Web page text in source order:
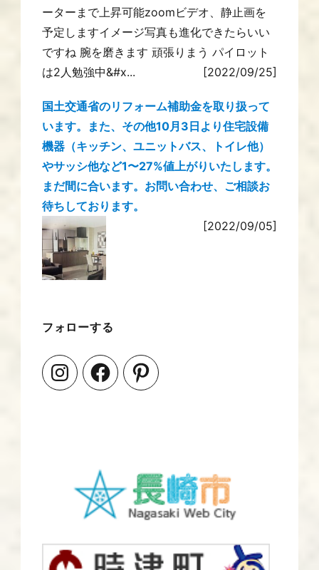
ーターまで上昇可能zoomビデオ、静止画を
予定しますイメージ写真も進化できたらいい
ですね 腕を磨きます 頑張りまう パイロット
は2人勉強中&#x...
[2022/09/25]
国土交通省のリフォーム補助金を取り扱って
います。また、その他10月3日より住宅設備
機器（キッチン、ユニットバス、トイレ他）
やサッシ他など1〜27%値上がりいたします。
まだ間に合います。お問い合わせ、ご相談お
待ちしております。
[2022/09/05]
フォローする